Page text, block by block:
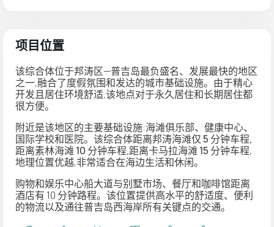
项目位置
该综合体位于邦涛区—普吉岛最负盛名、发展最快的地区
之一,融合了度假氛围和发达的城市基础设施。由于精心
开发且居住环境舒适,该地点对于永久居住和长期居住都
很方便。
附近是该地区的主要基础设施:海滩俱乐部、健康中心、
国际学校和医院。该综合体距离邦涛海滩仅5 分钟车程,
距离素林海滩 10 分钟车程,距离卡马拉海滩 15 分钟车程,
地理位置优越,非常适合在海边生活和休闲。
购物和娱乐中心船大道与别墅市场、餐厅和咖啡馆距离
酒店有 10 分钟路程。该位置提供高水平的舒适度、便利
的物流以及通往普吉岛西海岸所有关键点的交通。